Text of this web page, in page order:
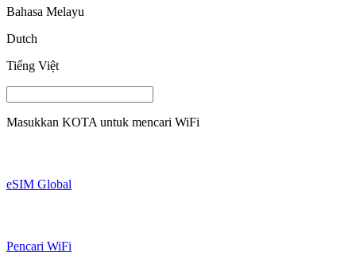
Bahasa Melayu
Dutch
Tiếng Việt
Masukkan KOTA untuk mencari WiFi
eSIM Global
Pencari WiFi